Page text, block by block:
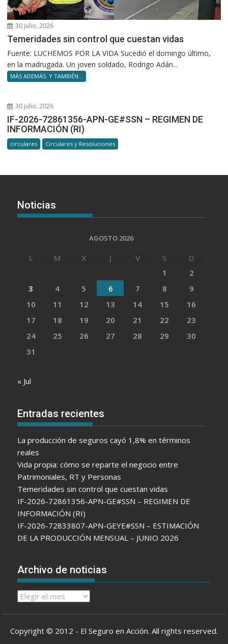
30 julio, 2026
Temeridades sin control que cuestan vidas
Fuente: LUCHEMOS POR LA VIDA Sucedió el domingo último,
en la madrugada. Un joven soldado, Rodrigo Adán...
MÁS ADEMÁS. Y TAMBIÉN...
30 julio, 2026
IF-2026-72861356-APN-GE#SSN – REGIMEN DE
INFORMACIÓN (RI)
circulares Circulares y Resoluciones
Noticias
AGOSTO 2026
L M X J V S
D
1
2
3
4 5 6 7 8
9
10
11 12 13 14 15
16
17
18 19 20 21 22
23
24
25 26 27 28 29
30
31
« Jul
Entradas recientes
La producción de seguros cayó 1,8% en términos
reales
Vida propia: cómo se reparte el negocio entre
Patrimoniales, RT y Personas
Temeridades sin control que cuestan vidas
IF-2026-72861356-APN-GE#SSN – REGIMEN DE
INFORMACIÓN (RI)
IF-2026-72833807-APN-GEYE#SSN – ESTIMACIÓN
DE LA PRODUCCIÓN MENSUAL – JUNIO 2026
Archivo de noticias
Archivo
Copyright © 2012 - El Seguro en Acción. All rights reserved.